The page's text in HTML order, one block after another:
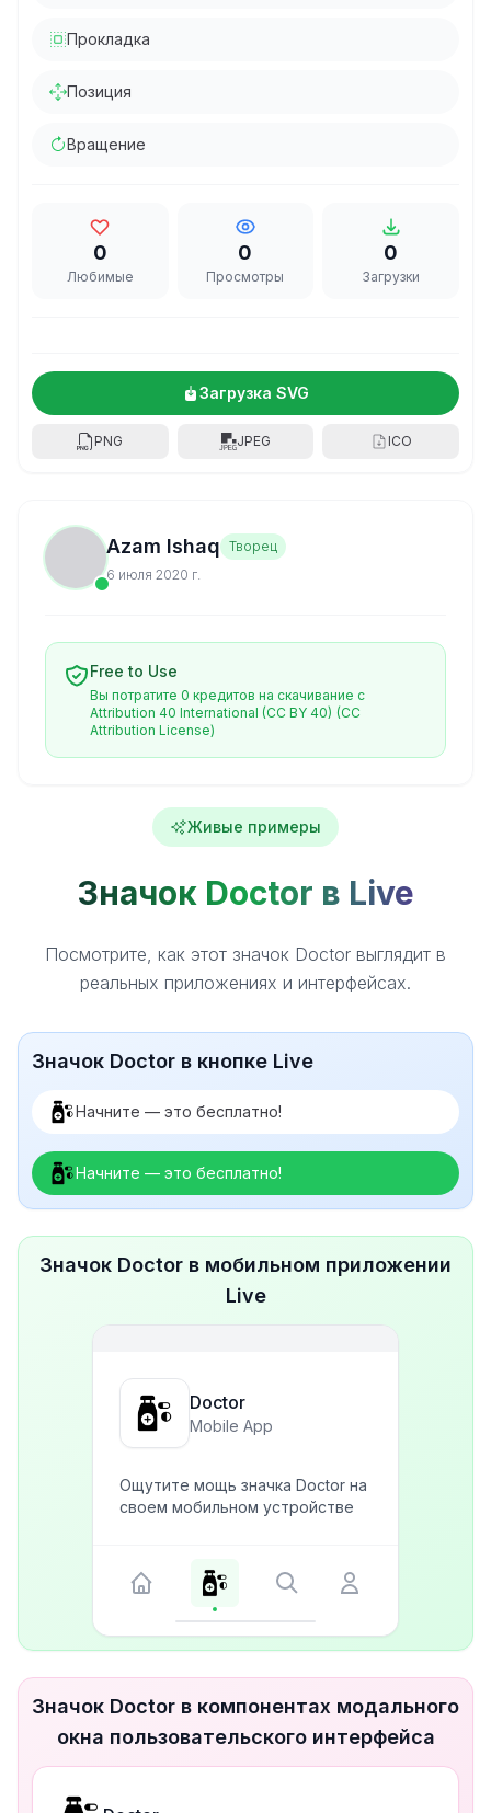
Прокладка
Позиция
Вращение
0
Любимые
0
Просмотры
0
Загрузки
Загрузка SVG
PNG JPEG ICO
Azam Ishaq Творец
6 июля 2020 г.
Free to Use
Вы потратите 0 кредитов на скачивание с
Attribution 40 International (CC BY 40) (CC
Attribution License)
Живые примеры
Значок Doctor в Live
Посмотрите, как этот значок Doctor выглядит в
реальных приложениях и интерфейсах.
Значок Doctor в кнопке Live
Начните — это бесплатно!
Начните — это бесплатно!
Значок Doctor в мобильном приложении
Live
Doctor
Mobile App
Ощутите мощь значка Doctor на
своем мобильном устройстве
Значок Doctor в компонентах модального
окна пользовательского интерфейса